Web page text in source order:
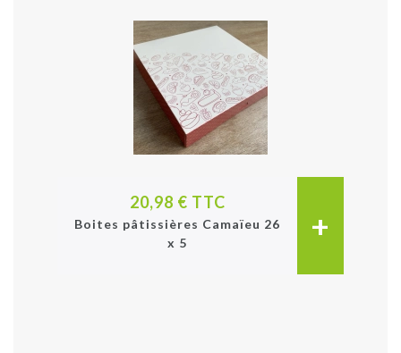
20,98 € TTC
Boites pâtissières Camaïeu 26
x 5
+